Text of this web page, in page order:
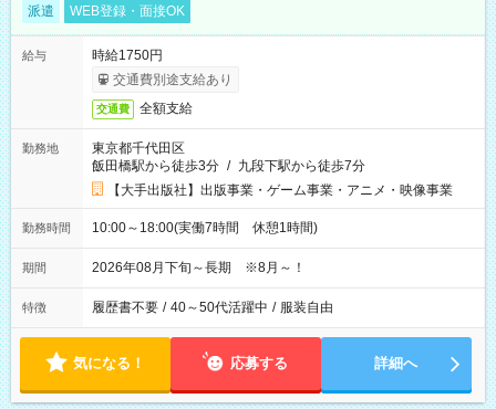
派遣 WEB登録・面接OK
給与
時給1750円
交通費別途支給あり
交通費 全額支給
勤務地
東京都千代田区
飯田橋駅から徒歩3分 / 九段下駅から徒歩7分
【大手出版社】出版事業・ゲーム事業・アニメ・映像事業
勤務時間 10:00～18:00(実働7時間 休憩1時間)
期間 2026年08月下旬～長期 ※8月～！
特徴 履歴書不要 / 40～50代活躍中 / 服装自由
気になる！ 応募する 詳細へ